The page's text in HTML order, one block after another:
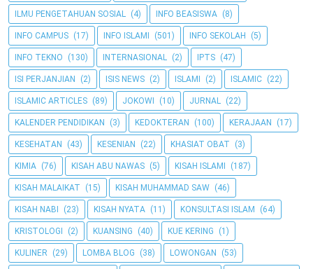
ILMU PENGETAHUAN SOSIAL (4) INFO BEASISWA (8)
INFO CAMPUS (17) INFO ISLAMI (501) INFO SEKOLAH (5)
INFO TEKNO (130) INTERNASIONAL (2) IPTS (47)
ISI PERJANJIAN (2) ISIS NEWS (2) ISLAMI (2) ISLAMIC (22)
ISLAMIC ARTICLES (89) JOKOWI (10) JURNAL (22)
KALENDER PENDIDIKAN (3) KEDOKTERAN (100) KERAJAAN (17)
KESEHATAN (43) KESENIAN (22) KHASIAT OBAT (3)
KIMIA (76) KISAH ABU NAWAS (5) KISAH ISLAMI (187)
KISAH MALAIKAT (15) KISAH MUHAMMAD SAW (46)
KISAH NABI (23) KISAH NYATA (11) KONSULTASI ISLAM (64)
KRISTOLOGI (2) KUANSING (40) KUE KERING (1)
KULINER (29) LOMBA BLOG (38) LOWONGAN (53)